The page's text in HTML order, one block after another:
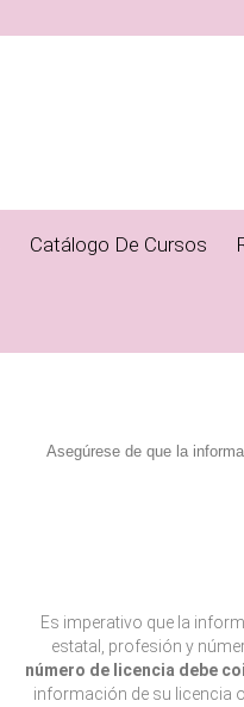
Catálogo De Cursos
Asegúrese de que la
Es imperativo que la
estatal, profesión y
número de licencia debe
información de su licencia